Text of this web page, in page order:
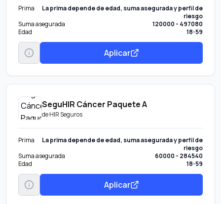
Prima
La prima depende de edad, suma asegurada y perfil de
riesgo
Suma asegurada
120000 - 497080
Edad
18-59
Aplicar
SeguHIR Cáncer Paquete A
deHIR Seguros
Prima
La prima depende de edad, suma asegurada y perfil de
riesgo
Suma asegurada
60000 - 284540
Edad
18-59
Aplicar